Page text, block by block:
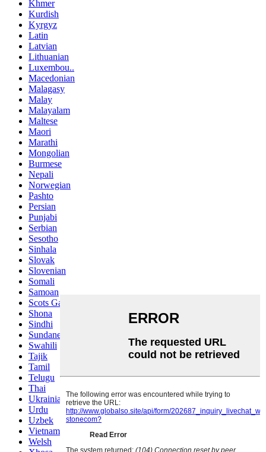
Khmer
Kurdish
Kyrgyz
Latin
Latvian
Lithuanian
Luxembou..
Macedonian
Malagasy
Malay
Malayalam
Maltese
Maori
Marathi
Mongolian
Burmese
Nepali
Norwegian
Pashto
Persian
Punjabi
Serbian
Sesotho
Sinhala
Slovak
Slovenian
Somali
Samoan
Scots Gaelic
Shona
Sindhi
Sundanese
Swahili
Tajik
Tamil
Telugu
Thai
Ukrainian
Urdu
Uzbek
Vietnamese
Welsh